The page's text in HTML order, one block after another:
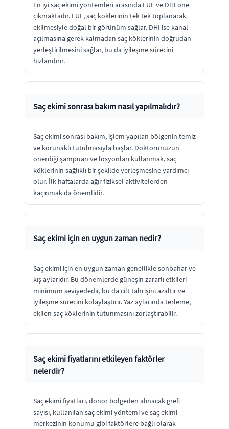
En iyi saç ekimi yöntemleri arasında FUE ve DHI öne
çıkmaktadır. FUE, saç köklerinin tek tek toplanarak
ekilmesiyle doğal bir görünüm sağlar. DHI ise kanal
açılmasına gerek kalmadan saç köklerinin doğrudan
yerleştirilmesini sağlar, bu da iyileşme sürecini
hızlandırır.
Saç ekimi sonrası bakım nasıl yapılmalıdır?
Saç ekimi sonrası bakım, işlem yapılan bölgenin temiz
ve korunaklı tutulmasıyla başlar. Doktorunuzun
önerdiği şampuan ve losyonları kullanmak, saç
köklerinin sağlıklı bir şekilde yerleşmesine yardımcı
olur. İlk haftalarda ağır fiziksel aktivitelerden
kaçınmak da önemlidir.
Saç ekimi için en uygun zaman nedir?
Saç ekimi için en uygun zaman genellikle sonbahar ve
kış aylarıdır. Bu dönemlerde güneşin zararlı etkileri
minimum seviyededir, bu da cilt tahrişini azaltır ve
iyileşme sürecini kolaylaştırır. Yaz aylarında terleme,
ekilen saç köklerinin tutunmasını zorlaştırabilir.
Saç ekimi fiyatlarını etkileyen faktörler
nelerdir?
Saç ekimi fiyatları, donör bölgeden alınacak greft
sayısı, kullanılan saç ekimi yöntemi ve saç ekimi
merkezinin konumu gibi faktörlere bağlı olarak